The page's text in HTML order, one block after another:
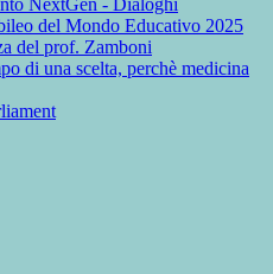
NextGen - Dialoghi
del Mondo Educativo 2025
del prof. Zamboni
di una scelta, perchè medicina